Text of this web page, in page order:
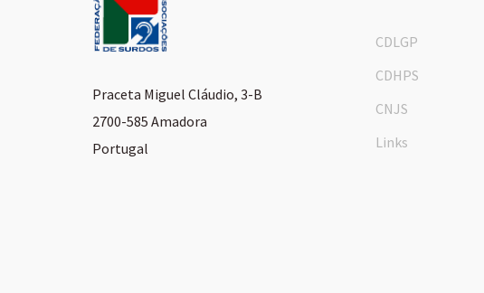
Praceta Miguel Cláudio, 3-B
2700-585 Amadora
Portugal
CDLGP
CDHPS
CNJS
Links